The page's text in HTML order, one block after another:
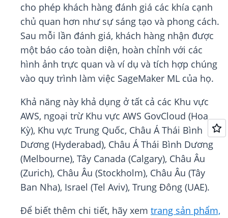
cho phép khách hàng đánh giá các khía cạnh
chủ quan hơn như sự sáng tạo và phong cách.
Sau mỗi lần đánh giá, khách hàng nhận được
một báo cáo toàn diện, hoàn chỉnh với các
hình ảnh trực quan và ví dụ và tích hợp chúng
vào quy trình làm việc SageMaker ML của họ.
Khả năng này khả dụng ở tất cả các Khu vực
AWS, ngoại trừ Khu vực AWS GovCloud (Hoa
Kỳ), Khu vực Trung Quốc, Châu Á Thái Bình
Dương (Hyderabad), Châu Á Thái Bình Dương
(Melbourne), Tây Canada (Calgary), Châu Âu
(Zurich), Châu Âu (Stockholm), Châu Âu (Tây
Ban Nha), Israel (Tel Aviv), Trung Đông (UAE).
Để biết thêm chi tiết, hãy xem trang sản phẩm,